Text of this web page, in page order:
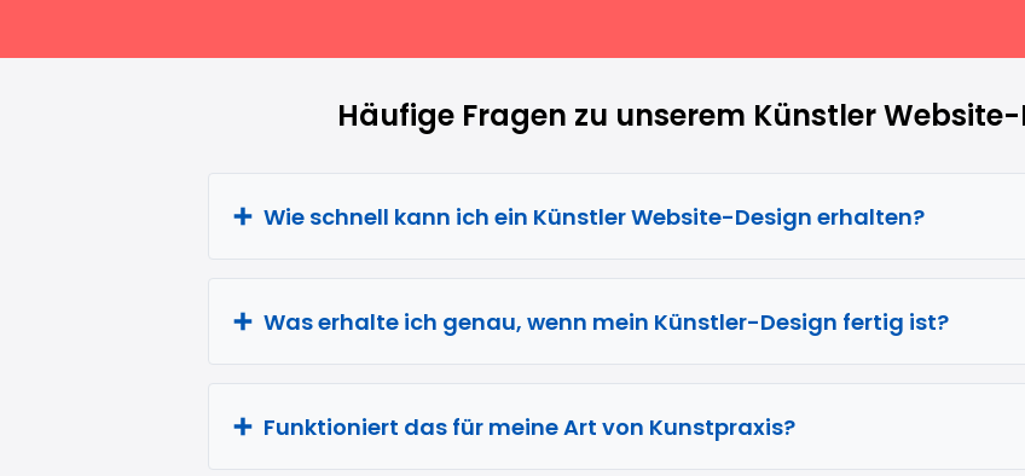
Häufige Fragen zu unserem Künstler
Wie schnell kann ich ein Künstler Website-Design erhalten?
Was erhalte ich genau, wenn mein Künstler-Design fertig ist?
Funktioniert das für meine Art von Kunstpraxis?